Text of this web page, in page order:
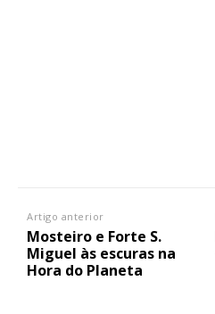
Artigo anterior
Mosteiro e Forte S.
Miguel às escuras na
Hora do Planeta